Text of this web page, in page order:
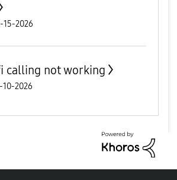
15-2026
calling not working
10-2026